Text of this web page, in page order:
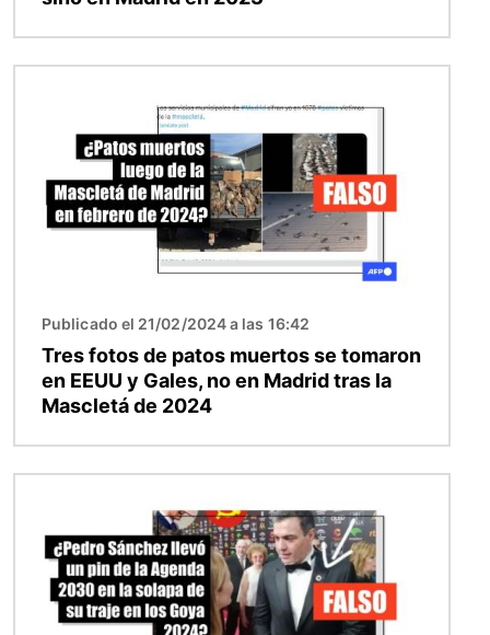
Publicado el 21/02/2024 a las 16:42
Tres fotos de patos muertos se tomaron
en EEUU y Gales, no en Madrid tras la
Mascletá de 2024